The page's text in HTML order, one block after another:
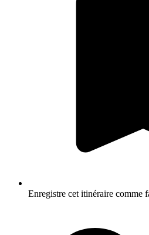
Enregistre cet itinéraire comme